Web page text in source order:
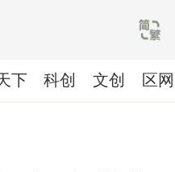
下 科创 文创 区网